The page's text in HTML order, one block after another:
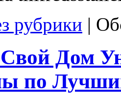
рубрики |
Свой Дом
по